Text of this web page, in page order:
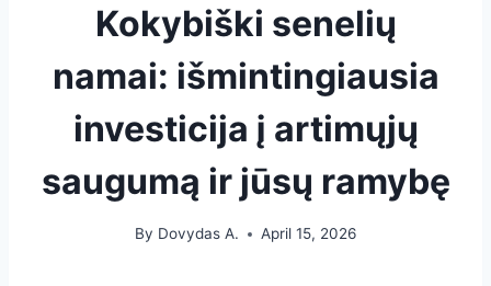
Kokybiški senelių
namai: išmintingiausia
investicija į artimųjų
saugumą ir jūsų ramybę
By Dovydas A. April 15, 2026